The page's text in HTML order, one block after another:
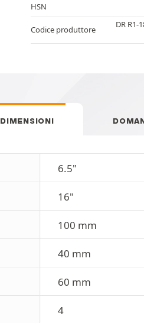
HSN
Codice produttore
DR R1-
DIMENSIONI
6.5"
16"
100 mm
40 mm
60 mm
4